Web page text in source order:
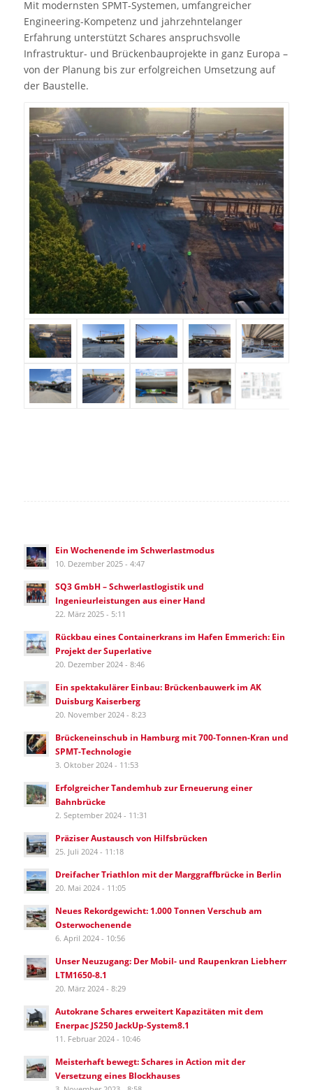
Mit modernsten SPMT-Systemen, umfangreicher
Engineering-Kompetenz und jahrzehntelanger
Erfahrung unterstützt Schares anspruchsvolle
Infrastruktur- und Brückenbauprojekte in ganz Europa –
von der Planung bis zur erfolgreichen Umsetzung auf
der Baustelle.
Ein Wochenende im Schwerlastmodus
10. Dezember 2025 - 4:47
SQ3 GmbH – Schwerlastlogistik und
Ingenieurleistungen aus einer Hand
22. März 2025 - 5:11
Rückbau eines Containerkrans im Hafen Emmerich: Ein
Projekt der Superlative
20. Dezember 2024 - 8:46
Ein spektakulärer Einbau: Brückenbauwerk im AK
Duisburg Kaiserberg
20. November 2024 - 8:23
Brückeneinschub in Hamburg mit 700-Tonnen-Kran und
SPMT-Technologie
3. Oktober 2024 - 11:53
Erfolgreicher Tandemhub zur Erneuerung einer
Bahnbrücke
2. September 2024 - 11:31
Präziser Austausch von Hilfsbrücken
25. Juli 2024 - 11:18
Dreifacher Triathlon mit der Marggraffbrücke in Berlin
20. Mai 2024 - 11:05
Neues Rekordgewicht: 1.000 Tonnen Verschub am
Osterwochenende
6. April 2024 - 10:56
Unser Neuzugang: Der Mobil- und Raupenkran Liebherr
LTM1650-8.1
20. März 2024 - 8:29
Autokrane Schares erweitert Kapazitäten mit dem
Enerpac JS250 JackUp-System8.1
11. Februar 2024 - 10:46
Meisterhaft bewegt: Schares in Action mit der
Versetzung eines Blockhauses